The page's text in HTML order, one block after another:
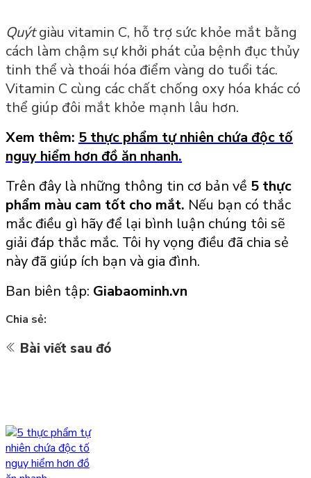
Quýtgiàu vitamin C, hỗ trợ sức khỏe mắt bằng
cách làm chậm sự khởi phát của bệnh đục thủy
tinh thể và thoái hóa điểm vàng do tuổi tác.
Vitamin C cùng các chất chống oxy hóa khác có
thể giúp đôi mắt khỏe mạnh lâu hơn.
Xem thêm: 5 thực phẩm tự nhiên chứa độc tố
nguy hiểm hơn đồ ăn nhanh.
Trên đây là những thông tin cơ bản về 5 thực
phẩm màu cam tốt cho mắt. Nếu bạn có thắc
mắc điều gì hãy để lại bình luận chúng tôi sẽ
giải đáp thắc mắc. Tôi hy vọng điều đã chia sẻ
này đã giúp ích bạn và gia đình.
Ban biên tập: Giabaominh.vn
Chia sẻ:
Bài viết sau đó